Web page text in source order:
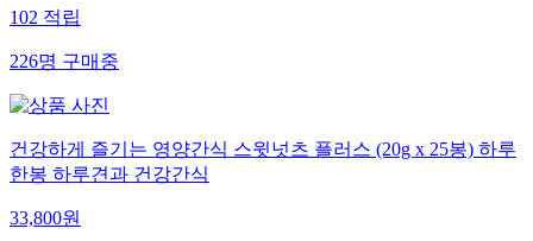
102적립
226명구매중
건강하게 즐기는 영양간식 스윗넛츠 플러스 (20g x 25봉) 하루
한봉 하루견과 건강간식
33,800원